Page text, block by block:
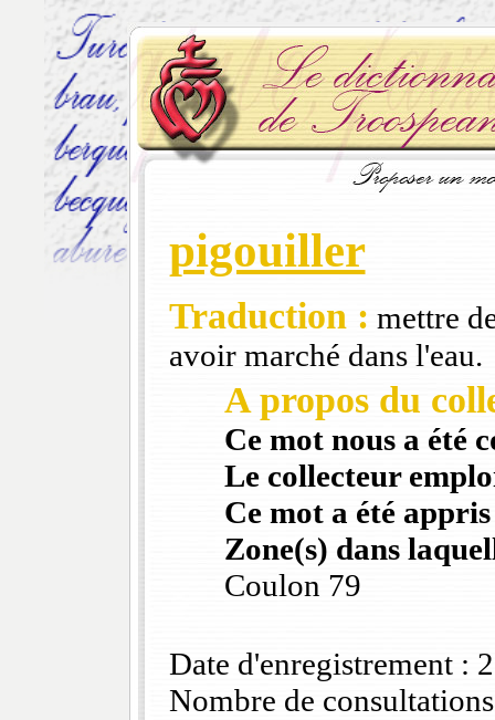
pigouiller
Traduction : mettre
avoir marché dans l'eau.
A propos du
Ce mot nous a été
Le collecteur
Ce mot a été
Zone(s) dans
Coulon 79
Date d'enregistrement :
Nombre de